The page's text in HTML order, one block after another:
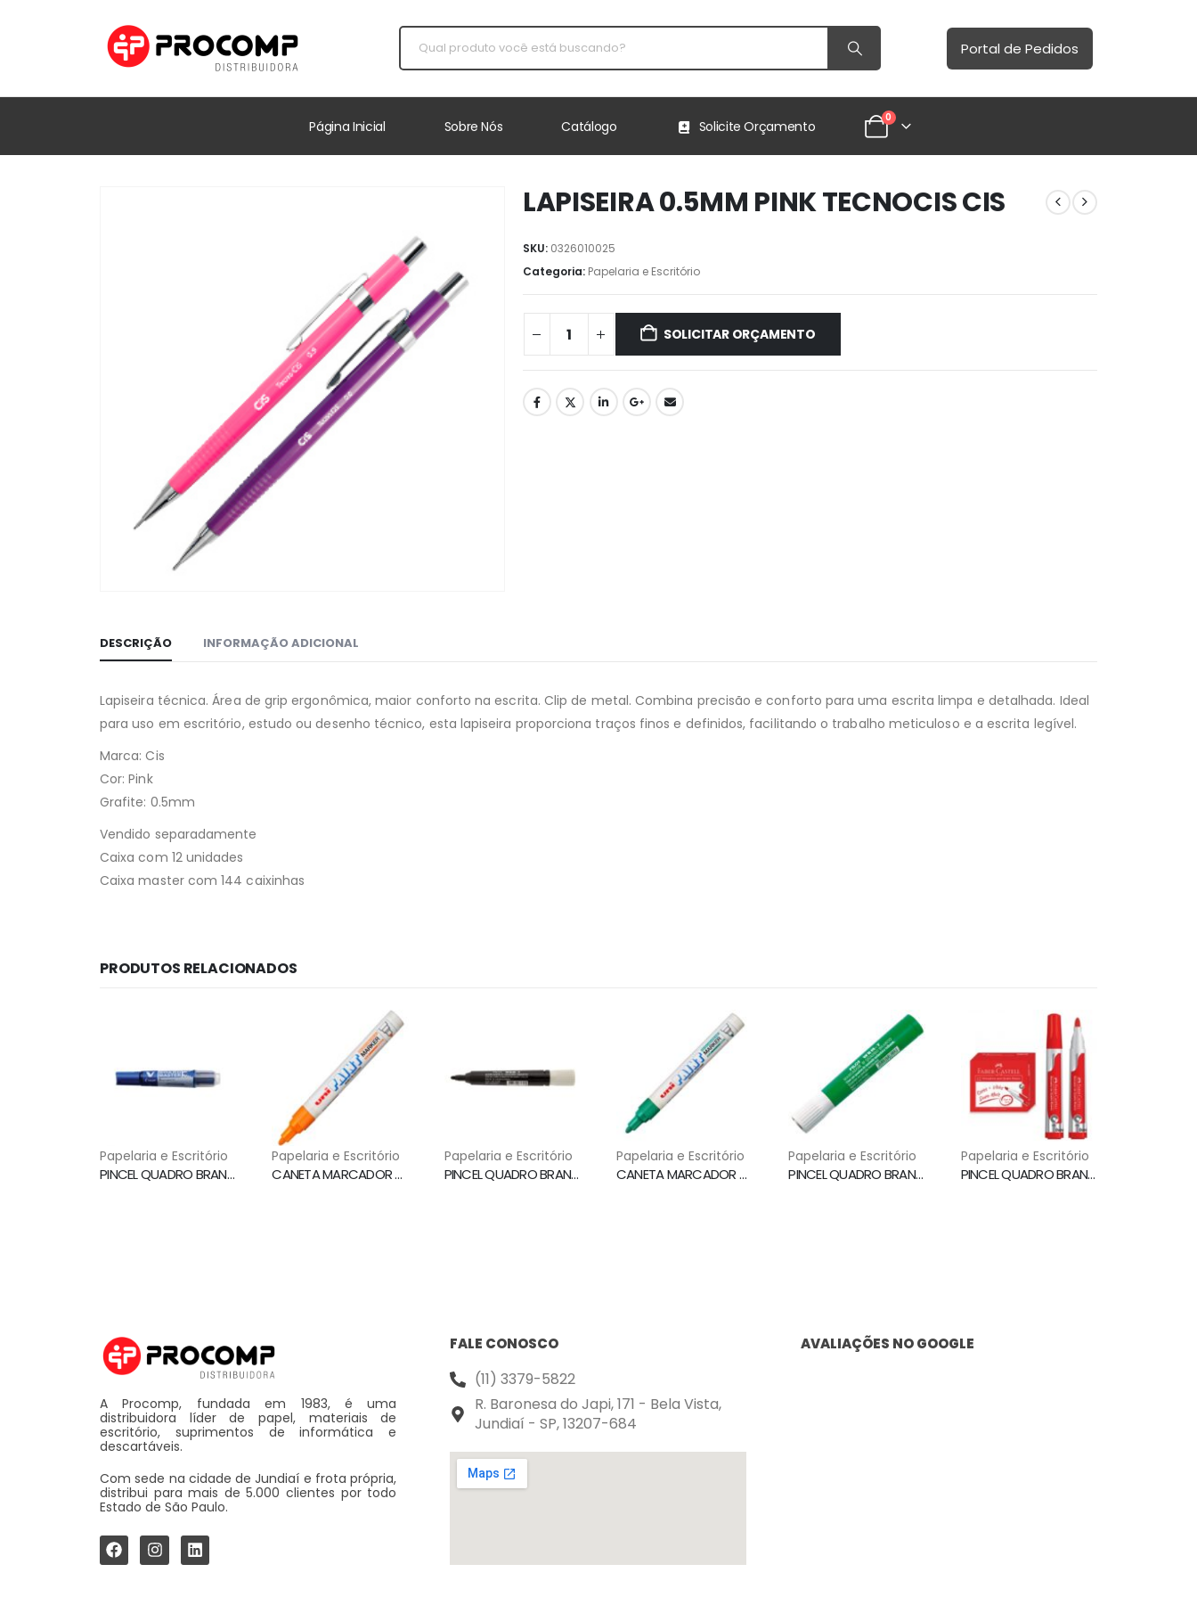
Portal de Pedidos
Página Inicial Sobre Nós Catálogo Solicite Orçamento
0
LAPISEIRA 0.5MM PINK TECNOCIS CIS
SKU: 0326010025
Categoria: Papelaria e Escritório
SOLICITAR ORÇAMENTO
DESCRIÇÃO INFORMAÇÃO ADICIONAL
Lapiseira técnica. Área de grip ergonômica, maior conforto na escrita. Clip de metal. Combina precisão e conforto para uma escrita limpa e detalhada. Ideal
para uso em escritório, estudo ou desenho técnico, esta lapiseira proporciona traços finos e definidos, facilitando o trabalho meticuloso e a escrita legível.
Marca: Cis
Cor: Pink
Grafite: 0.5mm
Vendido separadamente
Caixa com 12 unidades
Caixa master com 144 caixinhas
PRODUTOS RELACIONADOS
Papelaria e Escritório
PINCEL QUADRO BRANCO WBMA RECARREGAVEL AZUL PILOT
Papelaria e Escritório
CANETA MARCADOR PERMANENTE PX-20 LARANJA UNI PAINT MARKER
Papelaria e Escritório
PINCEL QUADRO BRANCO WBM7 PRETO PILOT
Papelaria e Escritório
CANETA MARCADOR PERMANENTE PX 20 VERDE UNI PAINT MARKER
Papelaria e Escritório
PINCEL QUADRO BRANCO WBM7 VERDE PILOT
Papelaria e Escritório
PINCEL QUADRO BRANCO PONTA 3.5MM VERMELHO MQB/VM FABER CASTELL
A Procomp, fundada em 1983, é uma
distribuidora líder de papel, materiais de
escritório, suprimentos de informática e
descartáveis.
Com sede na cidade de Jundiaí e frota própria,
distribui para mais de 5.000 clientes por todo
Estado de São Paulo.
FALE CONOSCO
(11) 3379-5822
R. Baronesa do Japi, 171 - Bela Vista,
Jundiaí - SP, 13207-684
AVALIAÇÕES NO GOOGLE